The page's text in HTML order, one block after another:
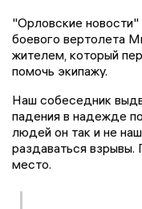
"Орловские
боевого вертолета
жителем, который
помочь экипажу.
Наш собеседник
падения в надежде
людей он так и не
раздаваться
место.